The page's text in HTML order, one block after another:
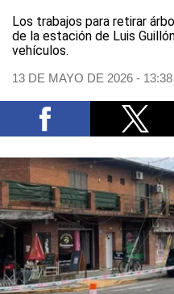
Los trabajos para retirar
de la estación de Luis
vehículos.
13 DE MAYO DE 2026 - 13:38